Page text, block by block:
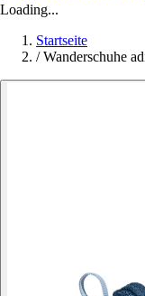
Loading...
Startseite
/ Wanderschuhe